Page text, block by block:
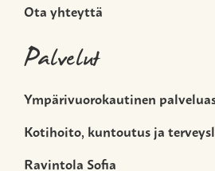
Ota yhteyttä
Palvelut
Ympärivuorokautinen
Kotihoito, kuntoutus ja
Ravintola Sofia